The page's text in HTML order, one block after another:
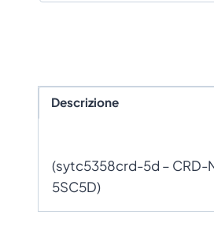
Descrizione
(sytc5358crd-5d – CRD-
5SC5D)